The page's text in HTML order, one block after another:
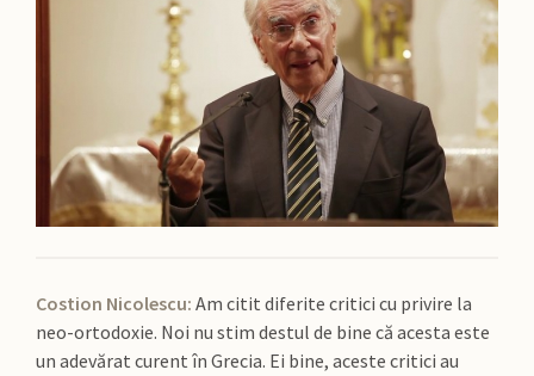
Costion Nicolescu: Am citit diferite critici cu privire la
neo-ortodoxie. Noi nu stim destul de bine că acesta este
un adevărat curent în Grecia. Ei bine, aceste critici au